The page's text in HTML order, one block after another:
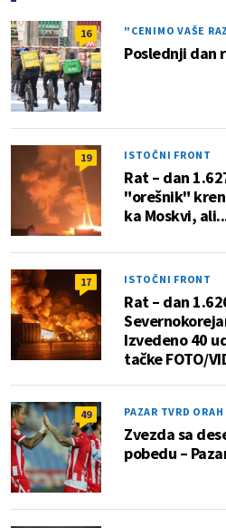
16 "CENIMO VAŠE
Poslednji dan
19 ISTOČNI FRONT
Rat – dan
"orešnik"
ka Moskvi,
17 ISTOČNI FRONT
Rat – dan
Izvedeno 40
tačke FOTO/
49 PAZAR TVRD ORAH
Zvezda sa
pobedu –